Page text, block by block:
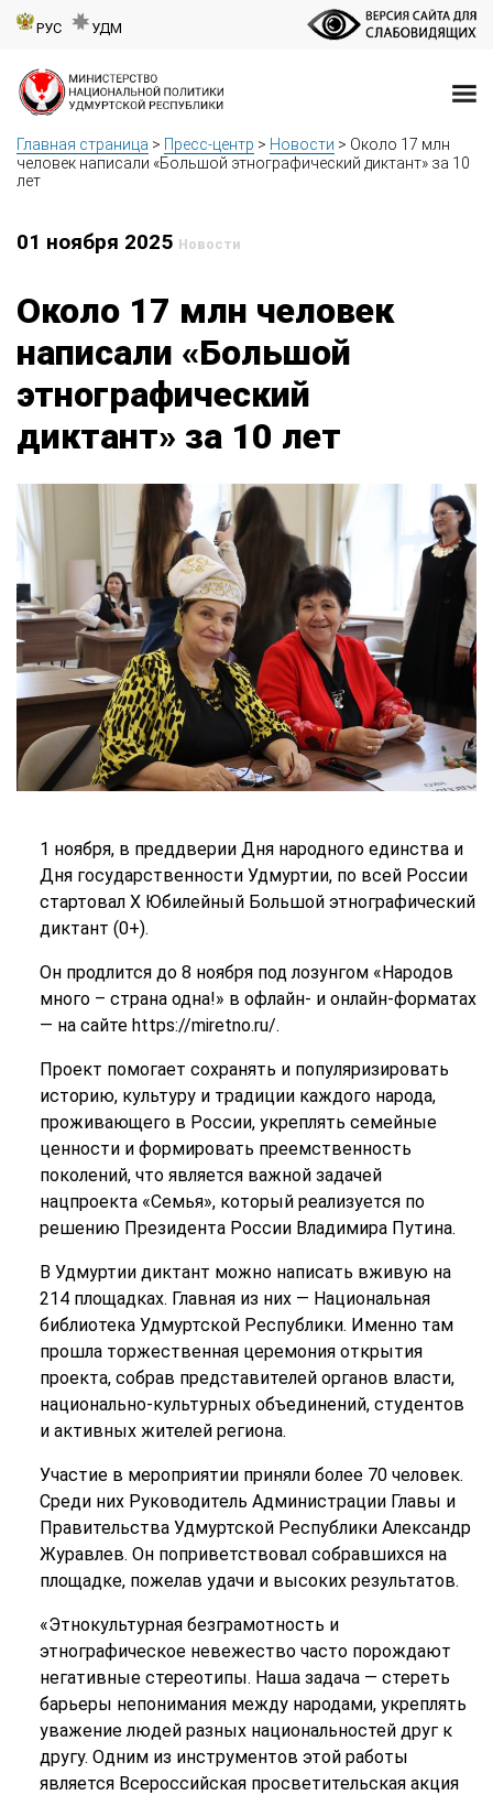
РУС УДМ
Главная страница > Пресс-центр > Новости > Около 17 млн
человек написали «Большой этнографический диктант» за 10
лет
01 ноября 2025 Новости
Около 17 млн человек
написали «Большой
этнографический
диктант» за 10 лет
1 ноября, в преддверии Дня народного единства и
Дня государственности Удмуртии, по всей России
стартовал X Юбилейный Большой этнографический
диктант (0+).
Он продлится до 8 ноября под лозунгом «Народов
много – страна одна!» в офлайн- и онлайн-форматах
— на сайте https://miretno.ru/.
Проект помогает сохранять и популяризировать
историю, культуру и традиции каждого народа,
проживающего в России, укреплять семейные
ценности и формировать преемственность
поколений, что является важной задачей
нацпроекта «Семья», который реализуется по
решению Президента России Владимира Путина.
В Удмуртии диктант можно написать вживую на
214 площадках. Главная из них — Национальная
библиотека Удмуртской Республики. Именно там
прошла торжественная церемония открытия
проекта, собрав представителей органов власти,
национально-культурных объединений, студентов
и активных жителей региона.
Участие в мероприятии приняли более 70 человек.
Среди них Руководитель Администрации Главы и
Правительства Удмуртской Республики Александр
Журавлев. Он поприветствовал собравшихся на
площадке, пожелав удачи и высоких результатов.
«Этнокультурная безграмотность и
этнографическое невежество часто порождают
негативные стереотипы. Наша задача — стереть
барьеры непонимания между народами, укреплять
уважение людей разных национальностей друг к
другу. Одним из инструментов этой работы
является Всероссийская просветительская акция